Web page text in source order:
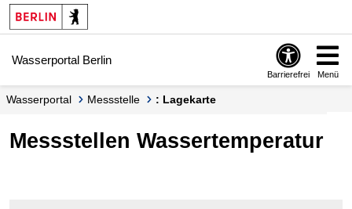
Springe zur Navigation
Springe zum Inhalt
Wasserportal Berlin
Barrierefrei Menü
Wasserportal Messstelle : Lagekarte
Messstellen Wassertemperatur